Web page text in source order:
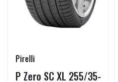
Pirelli
P Zero SC XL 255/35-